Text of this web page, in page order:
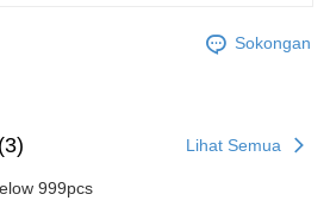
Sokongan
Lihat Semua
999pcs